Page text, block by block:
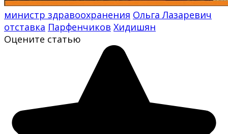
министр здравоохранения Ольга Лазаревич
отставка Парфенчиков Хидишян
Оцените статью